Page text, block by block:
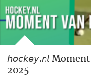
𝘩𝘰𝘤𝘬𝘦𝘺.𝘯𝘭
2025